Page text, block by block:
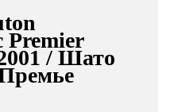
Premier
/ Шато